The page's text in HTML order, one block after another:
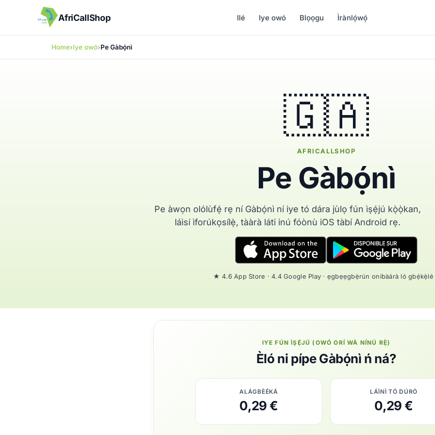
AfriCallShop Ilé Iye owó Blọọgu Ìrànlọ́wọ́
Home Iye owó Pe Gàbọ́nì
🇬🇦
AFRICALLSHOP
Pe Gàbọ́nì
Pe àwọn olólùfẹ́ rẹ ní Gàbọ́nì ní iye tó dára jùlọ fún ìṣẹ́jú kọ̀ọ̀kan,
láìsí ìforúkọsílẹ̀, tààrà láti inú fóònù iOS tàbí Android rẹ.
★ 4.6 App Store · 4.4 Google Play · ẹgbẹẹgbẹ̀rún oníbàárà ló gbẹ́kẹ̀lé
IYE FÚN ÌṢẸ́JÚ (OWÓ ORÍ WÀ NÍNÚ RẸ̀)
Èló ni pípe Gàbọ́nì ń ná?
ALÁGBÈÉKÁ
0,29 €
LÁÌNÌ TÓ DÚRÓ
0,29 €